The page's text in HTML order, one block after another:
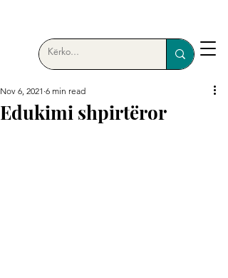
Edukimi shpirtëror
Nov 6, 2021 6 min read